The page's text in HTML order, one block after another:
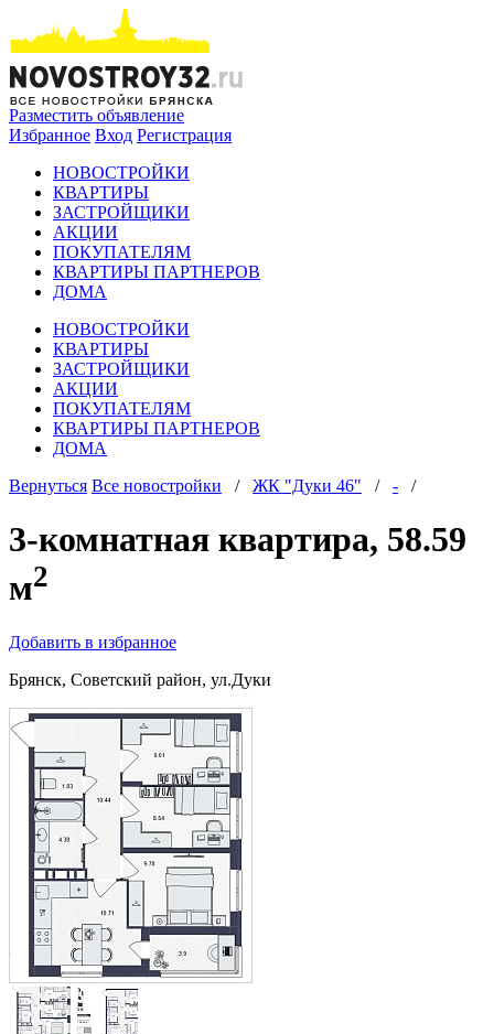
Разместить объявление
Избранное Вход Регистрация
НОВОСТРОЙКИ
КВАРТИРЫ
ЗАСТРОЙЩИКИ
АКЦИИ
ПОКУПАТЕЛЯМ
КВАРТИРЫ ПАРТНЕРОВ
ДОМА
НОВОСТРОЙКИ
КВАРТИРЫ
ЗАСТРОЙЩИКИ
АКЦИИ
ПОКУПАТЕЛЯМ
КВАРТИРЫ ПАРТНЕРОВ
ДОМА
Вернуться Все новостройки / ЖК "Дуки 46" / - /
3-комнатная квартира, 58.59
м2
Добавить в избранное
Брянск, Советский район, ул.Дуки